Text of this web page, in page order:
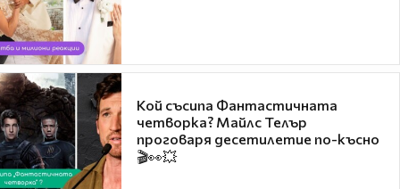
Кой съсипа Фантастичната
четворка? Майлс Телър
проговаря десетилетие по-късно
🎬👀💥